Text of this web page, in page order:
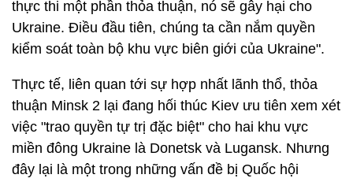
thực thi một phần thỏa thuận, nó sẽ gây hại cho
Ukraine. Điều đầu tiên, chúng ta cần nắm quyền
kiểm soát toàn bộ khu vực biên giới của Ukraine".
Thực tế, liên quan tới sự hợp nhất lãnh thổ, thỏa
thuận Minsk 2 lại đang hối thúc Kiev ưu tiên xem xét
việc "trao quyền tự trị đặc biệt" cho hai khu vực
miền đông Ukraine là Donetsk và Lugansk. Nhưng
đây lại là một trong những vấn đề bị Quốc hội